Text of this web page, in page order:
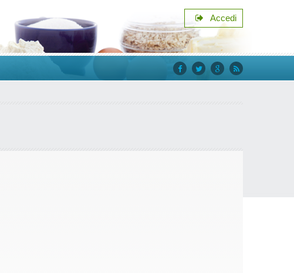
Accedi
facebook
twittergoogle+
rss